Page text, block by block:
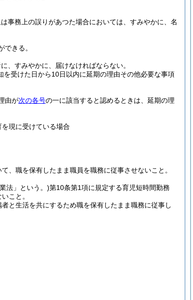
事務上の誤りがあつた場合においては、すみやかに、名
きる。
、すみやかに、届けなければならない。
受けた日から10日以内に延期の理由その他必要な事項
由が次の各号の一に該当すると認めるときは、延期の理
現に受けている場合
職を保有したまま職員を職務に従事させないこと。
法」という。)第10条第1項に規定する育児短時間勤務
こと。
と生活を共にするため職を保有したまま職務に従事し